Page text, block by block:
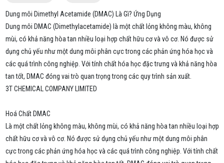
Dung môi Dimethyl Acetamide (DMAC) Là Gì? Ứng Dụng
Dung môi DMAC (Dimethylacetamide) là một chất lỏng không màu, không
mùi, có khả năng hòa tan nhiều loại hợp chất hữu cơ và vô cơ. Nó được sử
dụng chủ yếu như một dung môi phân cực trong các phản ứng hóa học và
các quá trình công nghiệp. Với tính chất hóa học đặc trưng và khả năng hòa
tan tốt, DMAC đóng vai trò quan trọng trong các quy trình sản xuất.
3T CHEMICAL COMPANY LIMITED
Hoá Chất DMAC
Là một chất lỏng không màu, không mùi, có khả năng hòa tan nhiều loại hợp
chất hữu cơ và vô cơ. Nó được sử dụng chủ yếu như một dung môi phân
cực trong các phản ứng hóa học và các quá trình công nghiệp. Với tính chất